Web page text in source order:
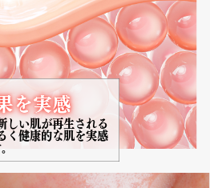
を実感
しい肌が再生され​る
く健康的な肌を​実感